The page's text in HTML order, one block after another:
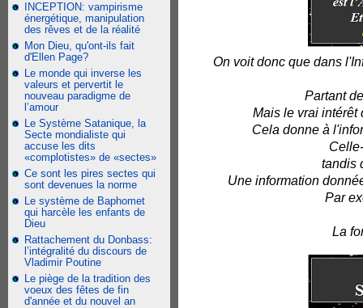
INCEPTION: vampirisme
énergétique, manipulation
des rêves et de la réalité
Mon Dieu, qu'ont-ils fait
d'Ellen Page?
Le monde qui inverse les
valeurs et pervertit le
nouveau paradigme de
l’amour
Le Système Satanique, la
Secte mondialiste qui
accuse les dits
«complotistes» de «sectes»
Ce sont les pires sectes qui
sont devenues la norme
Le système de Baphomet
qui harcèle les enfants de
Dieu
Rattachement du Donbass:
l’intégralité du discours de
Vladimir Poutine
Le piège de la tradition des
voeux des fêtes de fin
d'année et du nouvel an
On voit donc que dans
Partant
Mais le vrai intérêt
Cela donne à
tandis
Une information
Par
La